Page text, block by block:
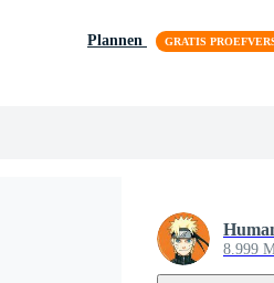
Plannen
8.999